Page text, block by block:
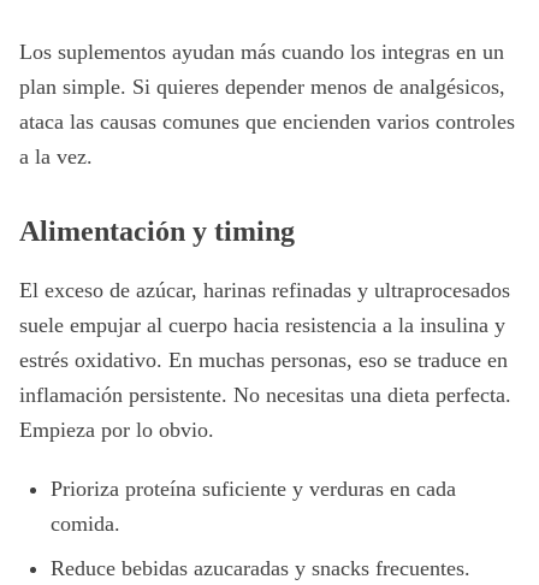
Los suplementos ayudan más cuando los integras en un
plan simple. Si quieres depender menos de analgésicos,
ataca las causas comunes que encienden varios controles
a la vez.
Alimentación y timing
El exceso de azúcar, harinas refinadas y ultraprocesados
suele empujar al cuerpo hacia resistencia a la insulina y
estrés oxidativo. En muchas personas, eso se traduce en
inflamación persistente. No necesitas una dieta perfecta.
Empieza por lo obvio.
Prioriza proteína suficiente y verduras en cada
comida.
Reduce bebidas azucaradas y snacks frecuentes.